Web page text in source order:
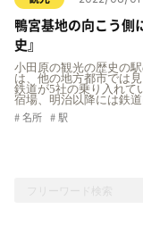
鴨宮基地の向こう側
史』
小田原の観光の歴史の
は、他の地方都市では
鉄道が5社の乗り入れて
宿場、明治以降には鉄
名所 駅